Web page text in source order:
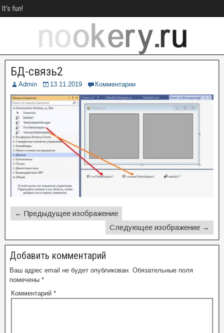
It's fun!
БД-связь2
Admin 13.11.2019 Комментарии
← Предыдущее изображение
Следующее изображение →
Добавить комментарий
Ваш адрес email не будет опубликован. Обязательные поля
помечены *
Комментарий *